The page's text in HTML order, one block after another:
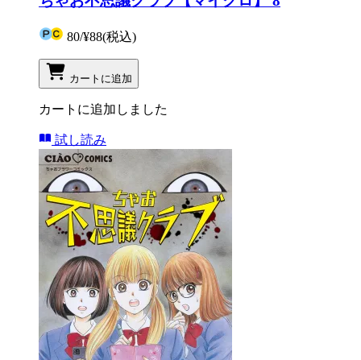
80/¥88(税込)
カートに追加
カートに追加しました
試し読み